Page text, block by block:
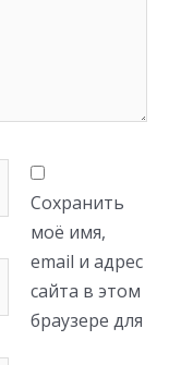
Сохранить
моё имя,
email и адрес
сайта в этом
браузере для